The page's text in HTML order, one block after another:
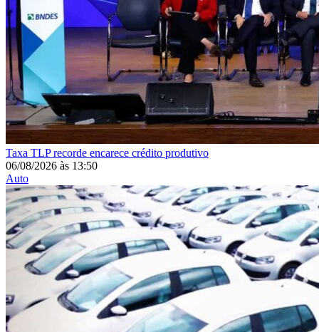
Taxa TLP recorde encarece crédito produtivo
06/08/2026 às 13:50
Auto